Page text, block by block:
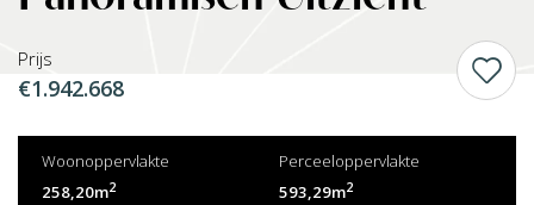
Prijs
€1.942.668
Woonoppervlakte
258,20m2
Perceeloppervlakte
593,29m2